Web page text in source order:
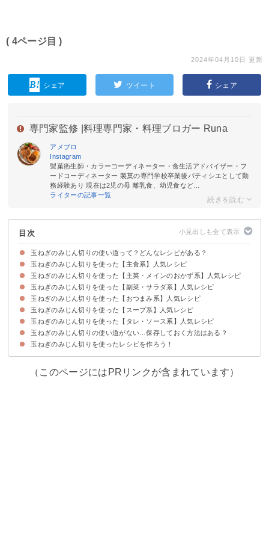
( 4ページ目 )
2024年04月10日 更新
シェア ツイート シェア
専門家監修 | 料理専門家・料理ブロガー Runa
アメブロ
Instagram
製菓衛生師・カラーコーディネーター・食生活アドバイザー・フ
ードコーディネーター 製菓の専門学校卒業後パティシエとして勤
務経験あり 現在は2児の母 離乳食、幼児食など...
ライターの記事一覧
目次
玉ねぎのみじん切りの使い道って？どんなレシピがある？
玉ねぎのみじん切りを使った【主食系】人気レシピ
①みじん切りの玉ねぎとトマトのカレー
②ケーキみたいなオムライス
③野菜たっぷりのキーマカレー
④トマト缶で簡単リゾット
⑤スパゲティミートソース
玉ねぎのみじん切りを使った【主菜・メインのおかず系】人気レシピ
①生玉ねぎで作る和風ハンバーグ
②ロールキャベツ
③ビーフシチュー
④アクアパッツァ
玉ねぎのみじん切りを使った【副菜・サラダ系】人気レシピ
①ひき肉と玉ねぎのオムレツ
②生玉ねぎとオリーブオイルを使ったトマトサラダ
③玉ねぎ入りマカロニサラダ
④人参サラダ
玉ねぎのみじん切りを使った【おつまみ系】人気レシピ
①簡単キッシュ風
②タコのカルパッチョ
③玉ねぎ入りのマッシュポテト
④玉ねぎとツナの簡単カナッペ
玉ねぎのみじん切りを使った【スープ系】人気レシピ
①大量消費できるスパイシーなトマトスープ
②大量消費できるオニオンスープ
③簡単に作れる野菜コンソメスープ
④玉ねぎたっぷりのコーンスープ
玉ねぎのみじん切りを使った【タレ・ソース系】人気レシピ
①玉ねぎのドレッシング
②作り置きできるトマトソース
③ステーキソース
④ヘルシーなタルタルソース
玉ねぎのみじん切りの使い道がない…保存しておく方法はある？
玉ねぎのみじん切りは冷凍保存がおすすめ
玉ねぎのみじん切りを使ったレシピを作ろう！
（このページにはPRリンクが含まれています）